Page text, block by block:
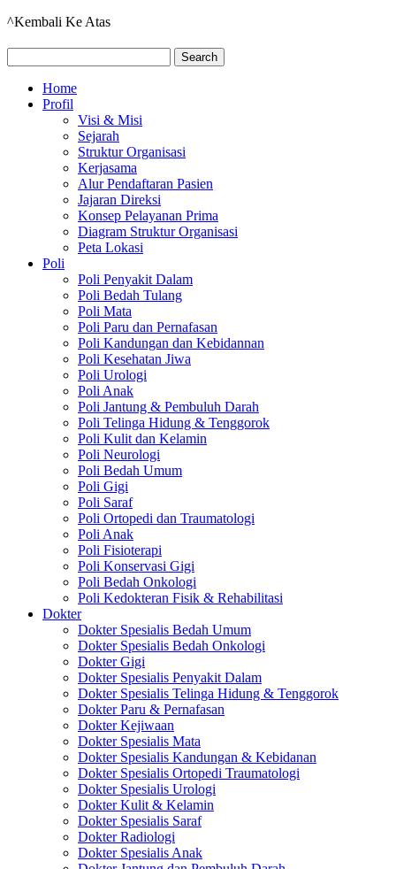
^Kembali Ke Atas
Home
Profil
Visi & Misi
Sejarah
Struktur Organisasi
Kerjasama
Alur Pendaftaran Pasien
Jajaran Direksi
Konsep Pelayanan Prima
Diagram Struktur Organisasi
Peta Lokasi
Poli
Poli Penyakit Dalam
Poli Bedah Tulang
Poli Mata
Poli Paru dan Pernafasan
Poli Kandungan dan Kebidannan
Poli Kesehatan Jiwa
Poli Urologi
Poli Anak
Poli Jantung & Pembuluh Darah
Poli Telinga Hidung & Tenggorok
Poli Kulit dan Kelamin
Poli Neurologi
Poli Bedah Umum
Poli Gigi
Poli Saraf
Poli Ortopedi dan Traumatologi
Poli Anak
Poli Fisioterapi
Poli Konservasi Gigi
Poli Bedah Onkologi
Poli Kedokteran Fisik & Rehabilitasi
Dokter
Dokter Spesialis Bedah Umum
Dokter Spesialis Bedah Onkologi
Dokter Gigi
Dokter Spesialis Penyakit Dalam
Dokter Spesialis Telinga Hidung & Tenggorok
Dokter Paru & Pernafasan
Dokter Kejiwaan
Dokter Spesialis Mata
Dokter Spesialis Kandungan & Kebidanan
Dokter Spesialis Ortopedi Traumatologi
Dokter Spesialis Urologi
Dokter Kulit & Kelamin
Dokter Spesialis Saraf
Dokter Radiologi
Dokter Spesialis Anak